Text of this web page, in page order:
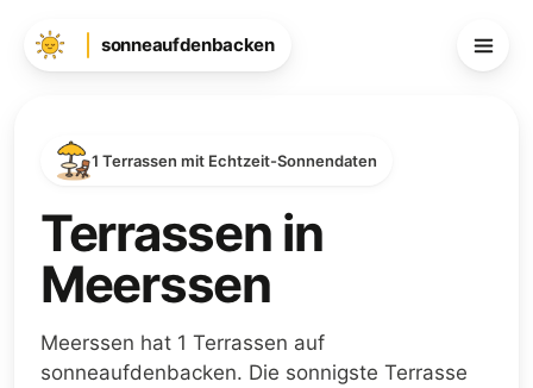
sonneaufdenbacken
1 Terrassen mit Echtzeit-Sonnendaten
Terrassen in
Meerssen
Meerssen hat 1 Terrassen auf
sonneaufdenbacken. Die sonnigste Terrasse